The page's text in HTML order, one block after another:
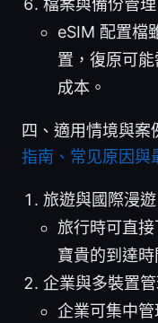
eSIM 配置檔
置，復原可
成本。
四、適用情境與案
指南、常见原因與
旅遊與國際漫遊
旅行時可直
寶貴的到達時
企業與多裝置
企業可集中